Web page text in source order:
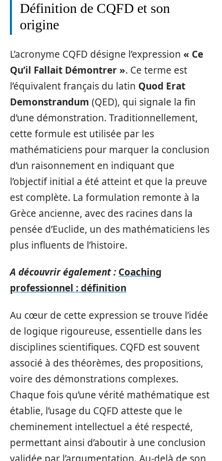
Définition de CQFD et son
origine
L’acronyme CQFD désigne l’expression « Ce
Qu’il Fallait Démontrer ». Ce terme est
l’équivalent français du latin Quod Erat
Demonstrandum (QED), qui signale la fin
d’une démonstration. Traditionnellement,
cette formule est utilisée par les
mathématiciens pour marquer la conclusion
d’un raisonnement en indiquant que
l’objectif initial a été atteint et que la preuve
est complète. La formulation remonte à la
Grèce ancienne, avec des racines dans la
pensée d’Euclide, un des mathématiciens les
plus influents de l’histoire.
A découvrir également : Coaching
professionnel : définition
Au cœur de cette expression se trouve l’idée
de logique rigoureuse, essentielle dans les
disciplines scientifiques. CQFD est souvent
associé à des théorèmes, des propositions,
voire des démonstrations complexes.
Chaque fois qu’une vérité mathématique est
établie, l’usage du CQFD atteste que le
cheminement intellectuel a été respecté,
permettant ainsi d’aboutir à une conclusion
validée par l’argumentation. Au-delà de son